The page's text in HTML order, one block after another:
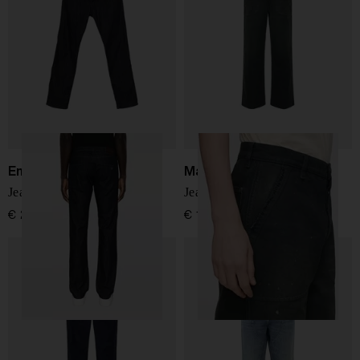
Emporio Armani
Jeans in denim di cotone
€ 210,00
Maison Margiela
Jeans in denim di cotone
€ 1.050,00